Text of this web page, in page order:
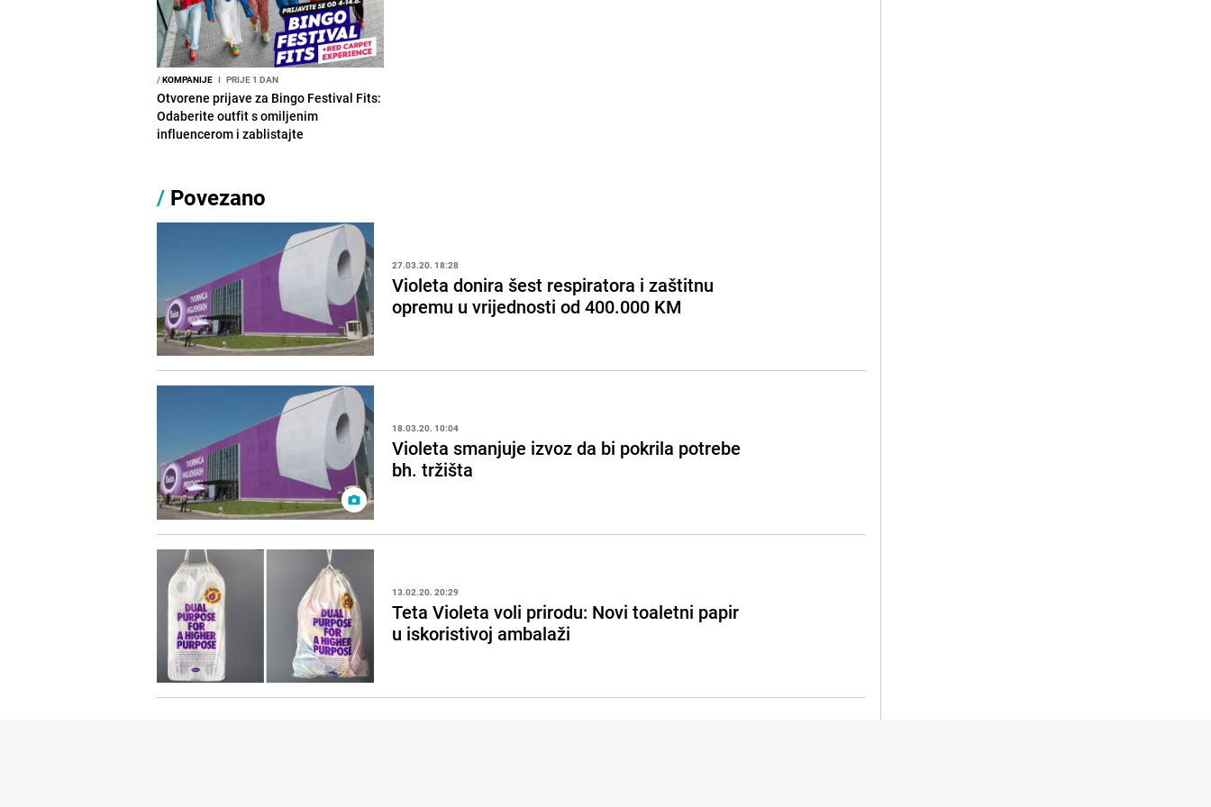
/KOMPANIJE I PRIJE 1 DAN
Otvorene prijave za Bingo Festival Fits:
Odaberite outfit s omiljenim
influencerom i zablistajte
/ Povezano
27.03.20. 18:28
Violeta donira šest respiratora i zaštitnu
opremu u vrijednosti od 400.000 KM
18.03.20. 10:04
Violeta smanjuje izvoz da bi pokrila potrebe
bh. tržišta
13.02.20. 20:29
Teta Violeta voli prirodu: Novi toaletni papir
u iskoristivoj ambalaži